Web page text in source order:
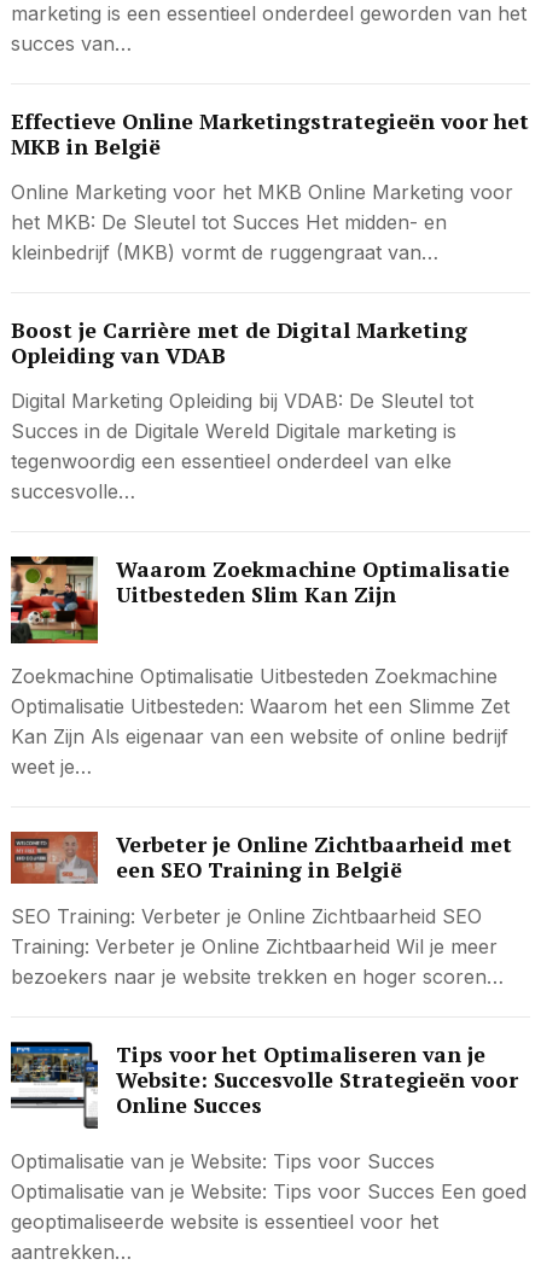
marketing is een essentieel onderdeel geworden van het
succes van…
Effectieve Online Marketingstrategieën voor het
MKB in België
Online Marketing voor het MKB Online Marketing voor
het MKB: De Sleutel tot Succes Het midden- en
kleinbedrijf (MKB) vormt de ruggengraat van…
Boost je Carrière met de Digital Marketing
Opleiding van VDAB
Digital Marketing Opleiding bij VDAB: De Sleutel tot
Succes in de Digitale Wereld Digitale marketing is
tegenwoordig een essentieel onderdeel van elke
succesvolle…
Waarom Zoekmachine Optimalisatie
Uitbesteden Slim Kan Zijn
Zoekmachine Optimalisatie Uitbesteden Zoekmachine
Optimalisatie Uitbesteden: Waarom het een Slimme Zet
Kan Zijn Als eigenaar van een website of online bedrijf
weet je…
Verbeter je Online Zichtbaarheid met
een SEO Training in België
SEO Training: Verbeter je Online Zichtbaarheid SEO
Training: Verbeter je Online Zichtbaarheid Wil je meer
bezoekers naar je website trekken en hoger scoren…
Tips voor het Optimaliseren van je
Website: Succesvolle Strategieën voor
Online Succes
Optimalisatie van je Website: Tips voor Succes
Optimalisatie van je Website: Tips voor Succes Een goed
geoptimaliseerde website is essentieel voor het
aantrekken…